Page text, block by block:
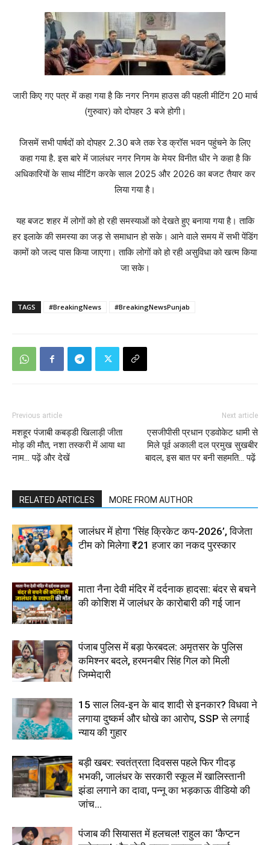
जारी किए गए पत्र में कहा गया है कि नगर निगम हाउस की पहली मीटिंग 20 मार्च
(गुरुवार) को दोपहर 3 बजे होगी।
जिसमें सभी पार्षदों को दोपहर 2.30 बजे तक रेड क्रॉस भवन पहुंचने के लिए
कहा गया है. इस बारे में जालंधर नगर निगम के मेयर विनीत धीर ने कहा है कि
अधिकारियों के साथ मीटिंग करके साल 2025 और 2026 का बजट तैयार कर
लिया गया है।
यह बजट शहर में लोगों को हो रही समस्याओं को देखते हुए बनाया गया है। ताकि
हर इलाके की समस्या का जड़ से समाधान हो सके। आने वाले समय में सभी पेंडिंग
कामों को जल्द पास किया जाएगा। ताकि लोगों को हो रही असुविधा को खत्म किया
जा सके।
TAGS #BreakingNews #BreakingNewsPunjab
Previous article
मशहूर पंजाबी कबड्डी खिलाड़ी जीता
मोड़ की मौत, नशा तस्करी में आया था
नाम… पढ़ें और देखें
Next article
एसजीपीसी प्रधान एडवोकेट धामी से
मिले पूर्व अकाली दल प्रमुख सुखबीर
बादल, इस बात पर बनी सहमति… पढ़ें
RELATED ARTICLES MORE FROM AUTHOR
जालंधर में होगा ‘सिंह क्रिकेट कप-2026’, विजेता
टीम को मिलेगा ₹21 हजार का नकद पुरस्कार
माता नैना देवी मंदिर में दर्दनाक हादसा: बंदर से बचने
की कोशिश में जालंधर के कारोबारी की गई जान
पंजाब पुलिस में बड़ा फेरबदल: अमृतसर के पुलिस
कमिश्नर बदले, हरमनबीर सिंह गिल को मिली
जिम्मेदारी
15 साल लिव-इन के बाद शादी से इनकार? विधवा ने
लगाया दुष्कर्म और धोखे का आरोप, SSP से लगाई
न्याय की गुहार
बड़ी खबर: स्वतंत्रता दिवसस पहले फिर गीदड़
भभकी, जालंधर के सरकारी स्कूल में खालिस्तानी
झंडा लगाने का दावा, पन्नू का भड़काऊ वीडियो की
जांच...
पंजाब की सियासत में हलचल! राहुल का ‘कैप्टन